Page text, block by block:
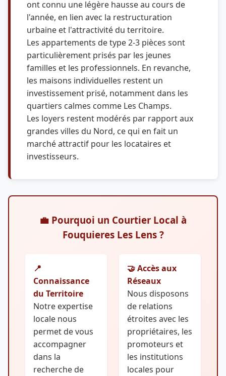
ont connu une légère hausse au cours de
l'année, en lien avec la restructuration
urbaine et l'attractivité du territoire.
Les appartements de type 2-3 pièces sont
particulièrement prisés par les jeunes
familles et les professionnels. En revanche,
les maisons individuelles restent un
investissement prisé, notamment dans les
quartiers calmes comme Les Champs.
Les loyers restent modérés par rapport aux
grandes villes du Nord, ce qui en fait un
marché attractif pour les locataires et
investisseurs.
💼 Pourquoi un Courtier Local à
Fouquieres Les Lens ?
📍
Connaissance
du Territoire
Notre expertise
locale nous
permet de vous
accompagner
dans la
recherche de
🤝 Accès aux
Réseaux
Nous disposons
de relations
étroites avec les
propriétaires, les
promoteurs et
les institutions
locales pour